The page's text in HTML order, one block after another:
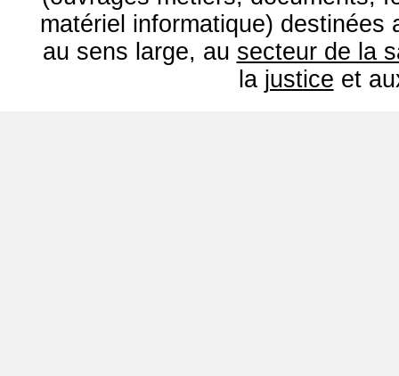
matériel informatique) destinées
au sens large, au secteur de la
la justice et